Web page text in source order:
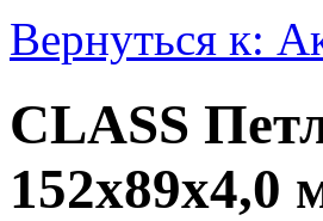
Вернуться к:
CLASS
152x89x4,0